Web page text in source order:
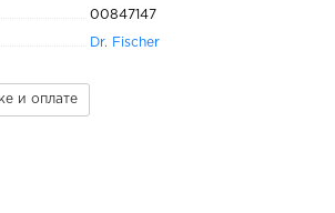
00847147
Dr. Fischer
и оплате